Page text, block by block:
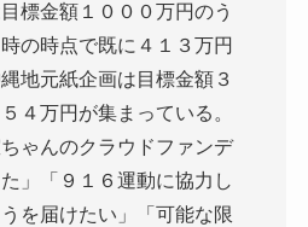
標金額１０００万円のう
の時点で既に４１３万円
地元紙企画は目標金額３
４万円が集まっている。
ゃんのクラウドファンデ
」「９１６運動に協力し
を届けたい」「可能な限